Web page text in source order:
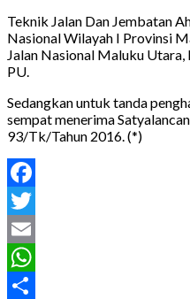
Teknik Jalan Dan Jembatan
Nasional Wilayah I Provinsi
Jalan Nasional Maluku
PU.
Sedangkan untuk tanda
sempat menerima
93/Tk/Tahun 2016. (*)
Facebook
Twitter
Email
WhatsApp